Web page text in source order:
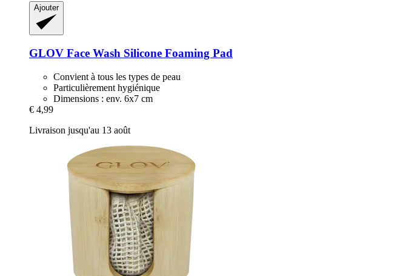
Ajouter
GLOV Face Wash Silicone Foaming Pad
Convient à tous les types de peau
Particulièrement hygiénique
Dimensions : env. 6x7 cm
€ 4,99
Livraison jusqu'au 13 août